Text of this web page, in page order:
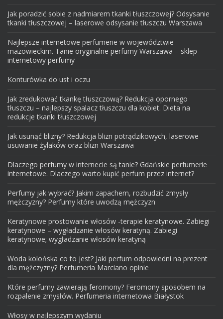
Jak poradzić sobie z nadmiarem tkanki tłuszczowej? Odsysanie
tkanki tłuszczowej – laserowe odsysanie tłuszczu Warszawa
Najlepsze internetowe perfumerie w województwie
mazowieckim. Tanie oryginalne perfumy Warszawa – sklep
internetowy perfumy
Konturówka do ust i oczu
Jak zredukować tkankę tłuszczową? Redukcja opornego
tłuszczu – najlepszy spalacz tłuszczu dla kobiet. Dieta na
redukcje tkanki tłuszczowej
Jak usunąć blizny? Redukcja blizn potrądzikowych, laserowe
usuwanie żylaków oraz blizn Warszawa
Dlaczego perfumy w internecie są tanie? Gdańskie perfumerie
internetowe. Dlaczego warto kupić perfum przez internet?
Perfumy jak wybrać? Jakim zapachem, rozbudzić zmysły
mężczyzny? Perfumy które uwodzą mężczyzn
Keratynowe prostowanie włosów -terapie keratynowe. Zabiegi
keratynowe – wygładzanie włosów keratyną. Zabiegi
keratynowe; wygładzanie włosów keratyną
Woda kolońska co to jest? Jaki perfum odpowiedni na prezent
dla mężczyzny? Perfumeria Marciano opinie
Które perfumy zawierają feromony? Feromony sposobem na
rozpalenie zmysłów. Perfumeria internetowa Białystok
Włosy w najlepszym wydaniu